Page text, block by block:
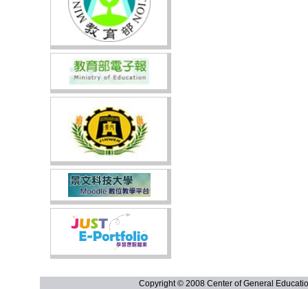
Copyright © 2008 Center of General